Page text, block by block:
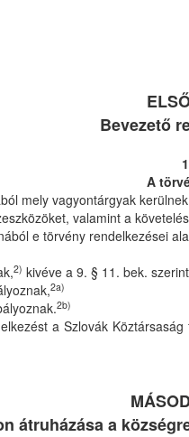
Bevezető
A
mely vagyontárgyak
valamint a
e törvény rendelkezései
2) kivéve a 9. § 11. bek.
2a)
2b)
a Szlovák
átruházása a